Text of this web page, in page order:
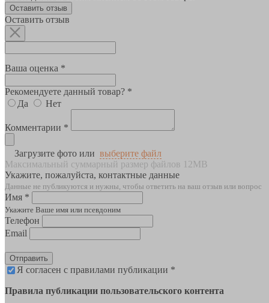
Оставить отзыв
Оставить отзыв
Ваша оценка *
Рекомендуете данный товар? *
Да
Нет
Комментарии *
Загрузите фото или выберите файл
Максимальный суммарный размер файлов 12MB
Укажите, пожалуйста, контактные данные
Данные не публикуются и нужны, чтобы ответить на ваш отзыв или вопрос
Имя *
Укажите Ваше имя или псевдоним
Телефон
Email
Отправить
Я согласен с правилами публикации *
Правила публикации пользовательского контента